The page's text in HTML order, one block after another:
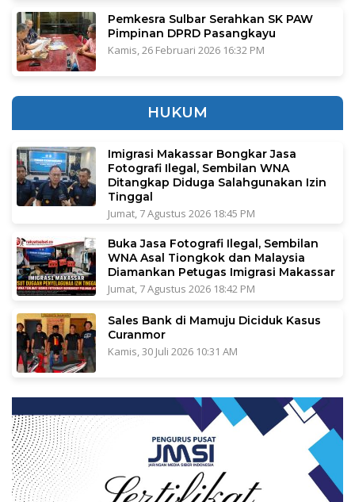
Pemkesra Sulbar Serahkan SK PAW
Pimpinan DPRD Pasangkayu
Kamis, 26 Februari 2026 16:32 PM
HUKUM
Imigrasi Makassar Bongkar Jasa
Fotografi Ilegal, Sembilan WNA
Ditangkap Diduga Salahgunakan Izin
Tinggal
Jumat, 7 Agustus 2026 18:45 PM
Buka Jasa Fotografi Ilegal, Sembilan
WNA Asal Tiongkok dan Malaysia
Diamankan Petugas Imigrasi Makassar
Jumat, 7 Agustus 2026 18:42 PM
Sales Bank di Mamuju Diciduk Kasus
Curanmor
Kamis, 30 Juli 2026 10:31 AM